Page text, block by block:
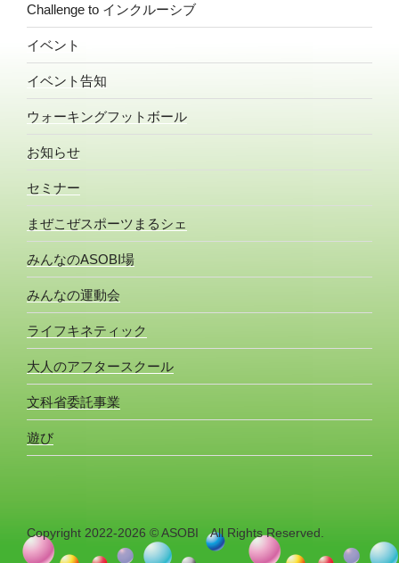
Challenge to インクルーシブ
イベント
イベント告知
ウォーキングフットボール
お知らせ
セミナー
まぜこぜスポーツまるシェ
みんなのASOBI場
みんなの運動会
ライフキネティック
大人のアフタースクール
文科省委託事業
遊び
Copyright 2022-2026 © ASOBI All Rights Reserved.